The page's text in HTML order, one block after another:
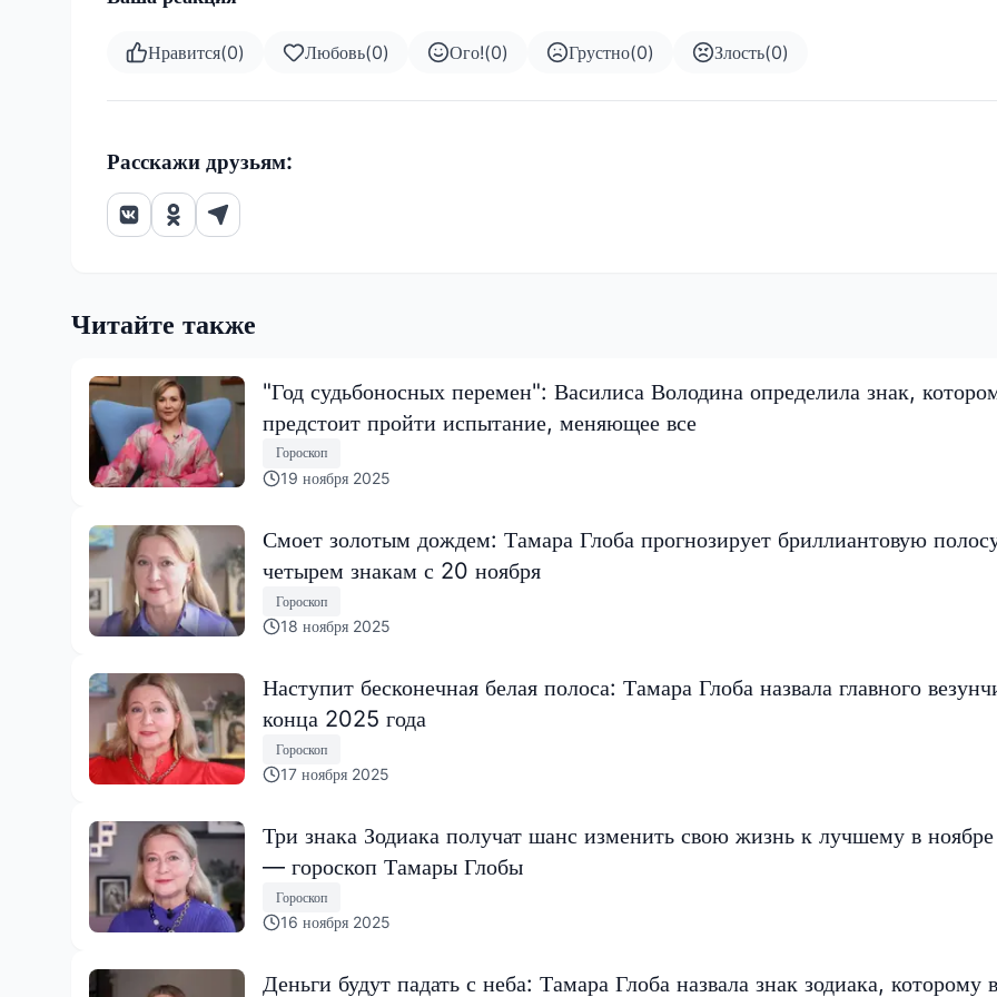
Нравится(0) Любовь(0) Ого!(0) Грустно(0) Злость(0)
Расскажи друзьям:
Читайте также
"Год судьбоносных перемен": Василиса Володина определила знак,
предстоит пройти испытание, меняющее все
Гороскоп
19 ноября 2025
Смоет золотым дождем: Тамара Глоба прогнозирует бриллиантовую
четырем знакам с 20 ноября
Гороскоп
18 ноября 2025
Наступит бесконечная белая полоса: Тамара Глоба назвала главного
конца 2025 года
Гороскоп
17 ноября 2025
Три знака Зодиака получат шанс изменить свою жизнь к лучшему в
— гороскоп Тамары Глобы
Гороскоп
16 ноября 2025
Деньги будут падать с неба: Тамара Глоба назвала знак зодиака, которому в